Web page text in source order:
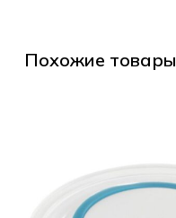
Похожие товары